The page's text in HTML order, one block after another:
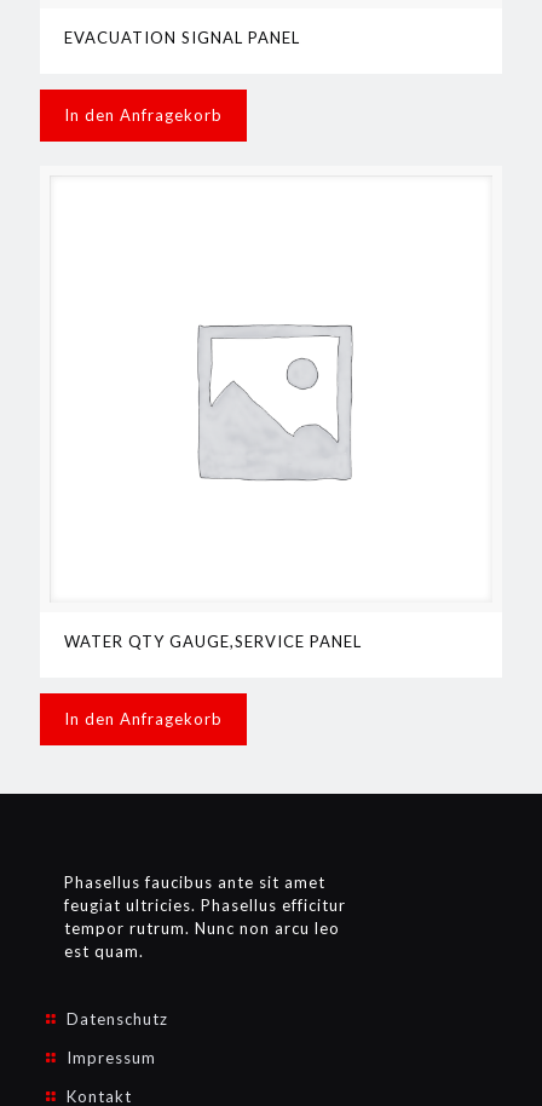
EVACUATION SIGNAL PANEL
In den Anfragekorb
WATER QTY GAUGE,SERVICE PANEL
In den Anfragekorb
Phasellus faucibus ante sit amet
feugiat ultricies. Phasellus efficitur
tempor rutrum. Nunc non arcu leo
est quam.
Datenschutz
Impressum
Kontakt